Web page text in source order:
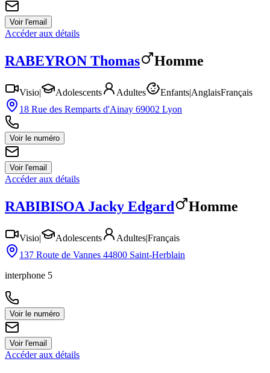
Voir l'email
Accéder aux détails
RABEYRON Thomas Homme
Visio| Adolescents Adultes Enfants|AnglaisFrançais
18 Rue des Remparts d'Ainay 69002 Lyon
Voir le numéro
Voir l'email
Accéder aux détails
RABIBISOA Jacky Edgard Homme
Visio| Adolescents Adultes|Français
137 Route de Vannes 44800 Saint-Herblain
interphone 5
Voir le numéro
Voir l'email
Accéder aux détails